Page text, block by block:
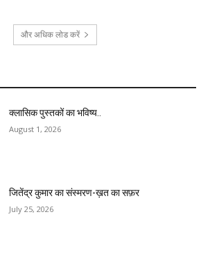
और अधिक लोड करें
क्लासिक पुस्तकों का भविष्य..
August 1, 2026
जितेंद्र कुमार का संस्मरण-ख़त का सफ़र
July 25, 2026